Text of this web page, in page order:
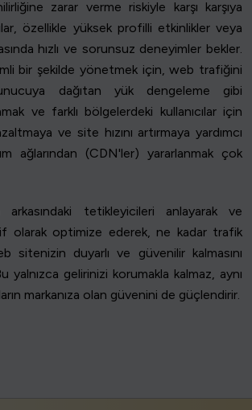
zarar verme riskiyle karşı karşıya
özellikle yüksek profilli etkinlikler veya
hızlı ve sorunsuz deneyimler bekler.
bir şekilde yönetmek için, web trafiğini
dağıtan yük dengeleme gibi
ve farklı bölgelerdeki kullanıcılar için
ve site hızını artırmaya yardımcı
ağlarından (CDN'ler) yararlanmak çok
arkasındaki tetikleyicileri anlayarak ve
olarak optimize ederek, ne kadar trafik
sitenizin duyarlı ve güvenilir kalmasını
yalnızca gelirinizi korumakla kalmaz, aynı
markanıza olan güvenini de güçlendirir.